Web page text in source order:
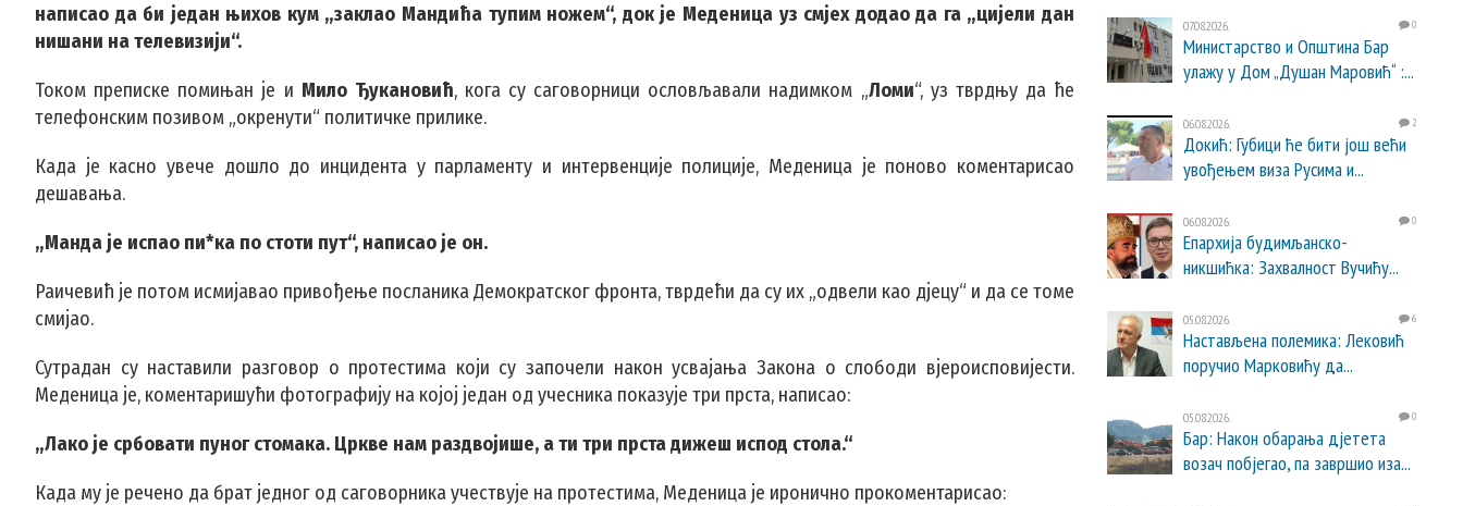
написао да би један њихов кум „заклао Мандића тупим ножем“, док је Меденица уз смјех додао да га „цијели дан
нишани на телевизији“.
Током преписке помињан је и Мило Ђукановић, кога су саговорници ословљавали надимком „Ломи“, уз тврдњу да ће
телефонским позивом „окренути“ политичке прилике.
Када је касно увече дошло до инцидента у парламенту и интервенције полиције, Меденица је поново коментарисао
дешавања.
„Манда је испао пи*ка по стоти пут“, написао је он.
Раичевић је потом исмијавао привођење посланика Демократског фронта, тврдећи да су их „одвели као дјецу“ и да се томе
смијао.
Сутрадан су наставили разговор о протестима који су започели након усвајања Закона о слободи вјероисповијести.
Меденица је, коментаришући фотографију на којој један од учесника показује три прста, написао:
„Лако је србовати пуног стомака. Цркве нам раздвојише, а ти три прста дижеш испод стола.“
Када му је речено да брат једног од саговорника учествује на протестима, Меденица је иронично прокоментарисао:
07.08.2026. 0
Министарство и Општина Бар
улажу у Дом „Душан Маровић“ :...
06.08.2026. 2
Докић: Губици ће бити још већи
увођењем виза Русима и...
06.08.2026. 0
Епархија будимљанско-
никшићка: Захвалност Вучићу...
05.08.2026. 6
Настављена полемика: Лековић
поручио Марковићу да...
05.08.2026. 0
Бар: Након обарања дјетета
возач побјегао, па завршио иза...